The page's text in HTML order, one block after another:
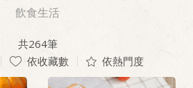
飲食生活
共264筆
依收藏數 依熱門度